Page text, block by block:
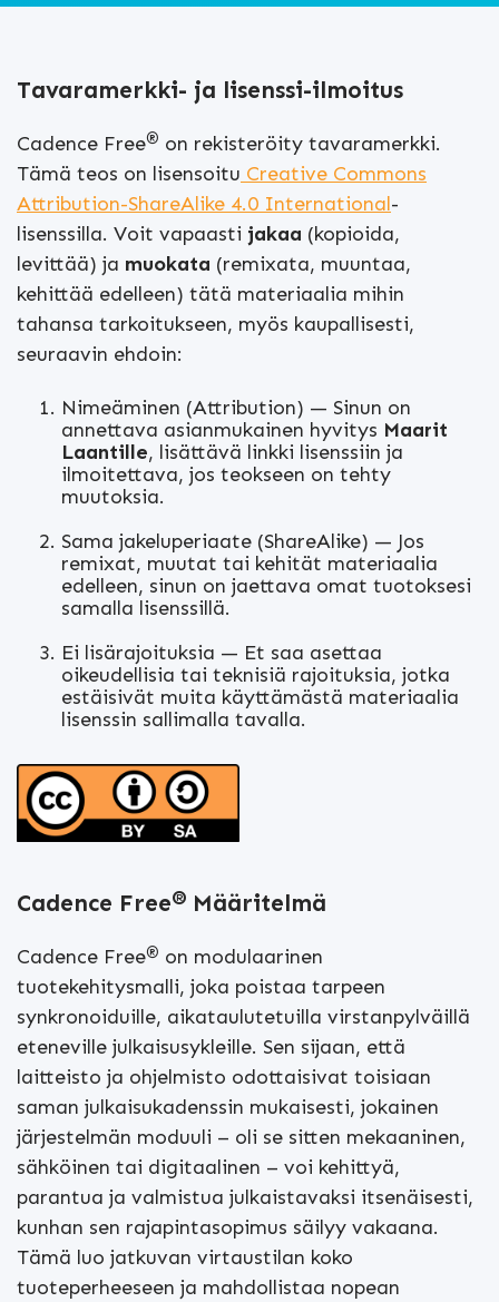
Tavaramerkki- ja lisenssi-ilmoitus
Cadence Free® on rekisteröity tavaramerkki.
Tämä teos on lisensoitu Creative Commons
Attribution-ShareAlike 4.0 International-
lisenssilla. Voit vapaasti jakaa (kopioida,
levittää) ja muokata (remixata, muuntaa,
kehittää edelleen) tätä materiaalia mihin
tahansa tarkoitukseen, myös kaupallisesti,
seuraavin ehdoin:
Nimeäminen (Attribution) — Sinun on
annettava asianmukainen hyvitys Maarit
Laantille, lisättävä linkki lisenssiin ja
ilmoitettava, jos teokseen on tehty
muutoksia.
Sama jakeluperiaate (ShareAlike) — Jos
remixat, muutat tai kehität materiaalia
edelleen, sinun on jaettava omat tuotoksesi
samalla lisenssillä.
Ei lisärajoituksia — Et saa asettaa
oikeudellisia tai teknisiä rajoituksia, jotka
estäisivät muita käyttämästä materiaalia
lisenssin sallimalla tavalla.
Cadence Free® Määritelmä
Cadence Free® on modulaarinen
tuotekehitysmalli, joka poistaa tarpeen
synkronoiduille, aikataulutetuilla virstanpylväillä
eteneville julkaisusykleille. Sen sijaan, että
laitteisto ja ohjelmisto odottaisivat toisiaan
saman julkaisukadenssin mukaisesti, jokainen
järjestelmän moduuli – oli se sitten mekaaninen,
sähköinen tai digitaalinen – voi kehittyä,
parantua ja valmistua julkaistavaksi itsenäisesti,
kunhan sen rajapintasopimus säilyy vakaana.
Tämä luo jatkuvan virtaustilan koko
tuoteperheeseen ja mahdollistaa nopean